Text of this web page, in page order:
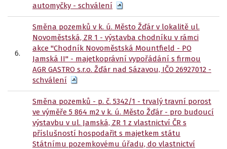
automyčky - schválení
6.
Směna pozemků v k. ú. Město Žďár v lokalitě ul.
Novoměstská, ZR 1 - výstavba chodníku v rámci
akce "Chodník Novoměstská Mountfield - PO
Jamská II" - majetkoprávní vypořádání s firmou
AGR GASTRO s.r.o. Žďár nad Sázavou, IČO 26927012 -
schválení
Směna pozemků - p. č. 5342/1 - trvalý travní porost
ve výměře 5 864 m2 v k. ú. Město Žďár - pro budoucí
výstavbu v ul. Jamská, ZR 1 z vlastnictví ČR s
příslušností hospodařit s majetkem státu
Státnímu pozemkovému úřadu, do vlastnictví